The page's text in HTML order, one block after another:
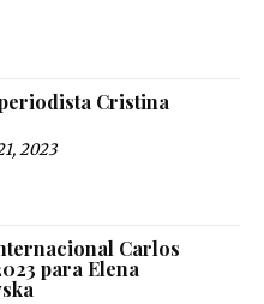
Cristina
2023
Carlos
para Elena